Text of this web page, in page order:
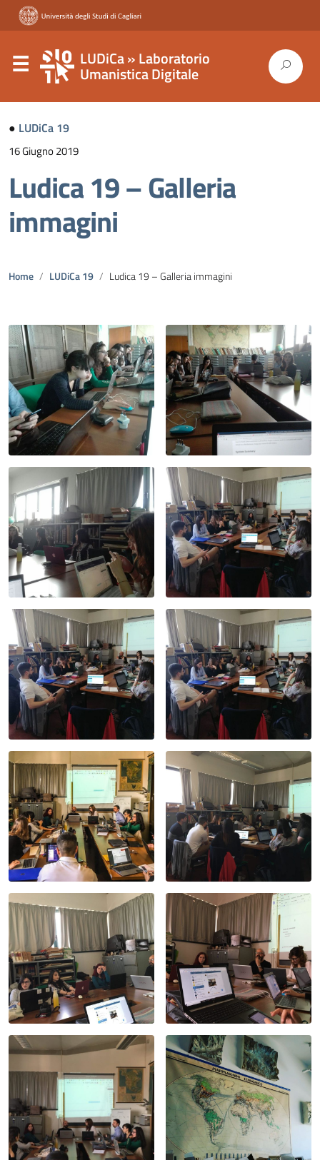
LUDiCa » Laboratorio
Umanistica Digitale
● LUDiCa 19
16 Giugno 2019
Ludica 19 – Galleria
immagini
Home LUDiCa 19 Ludica 19 – Galleria immagini